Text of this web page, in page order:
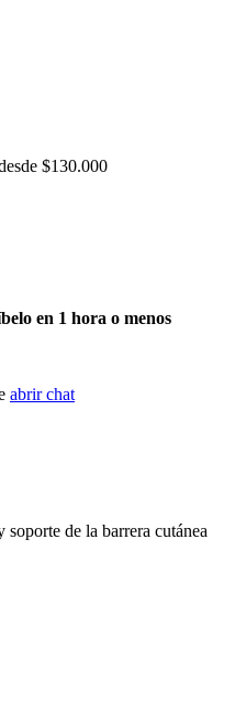
$130.000
en 1 hora o menos
abrir chat
de la barrera cutánea